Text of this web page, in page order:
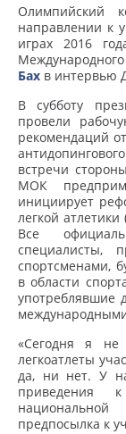
Олимпийский
направлении к
играх 2016
Бах в интервью
В субботу
провели
рекомендаций
встречи
МОК
инициирует
легкой
Все
специалисты,
спортсменами,
в области
употреблявшие
«Сегодня я не
легкоатлеты
да, ни нет. У
приведения
предпосылка к